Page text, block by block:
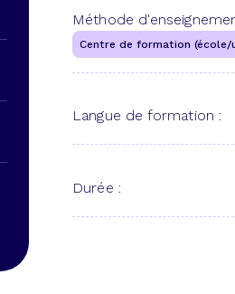
Méthode
Centre de formation (école/
Langue de formation :
Durée :